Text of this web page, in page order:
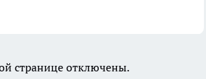
странице отключены.